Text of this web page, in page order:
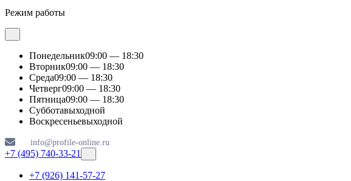
Режим работы
Понедельник09:00 — 18:30
Вторник09:00 — 18:30
Среда09:00 — 18:30
Четверг09:00 — 18:30
Пятница09:00 — 18:30
Субботавыходной
Воскресеньевыходной
info@profile-online.ru
+7 (495) 740-33-21
+7 (926) 141-57-27